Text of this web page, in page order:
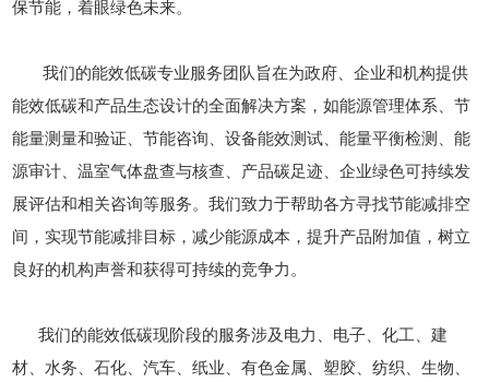
保节能，着眼绿色未来。
我们的能效低碳专业服务团队旨在为政府、企业和机构提供
能效低碳和产品生态设计的全面解决方案，如能源管理体系、节
能量测量和验证、节能咨询、设备能效测试、能量平衡检测、能
源审计、温室气体盘查与核查、产品碳足迹、企业绿色可持续发
展评估和相关咨询等服务。我们致力于帮助各方寻找节能减排空
间，实现节能减排目标，减少能源成本，提升产品附加值，树立
良好的机构声誉和获得可持续的竞争力。
我们的能效低碳现阶段的服务涉及电力、电子、化工、建
材、水务、石化、汽车、纸业、有色金属、塑胶、纺织、生物、